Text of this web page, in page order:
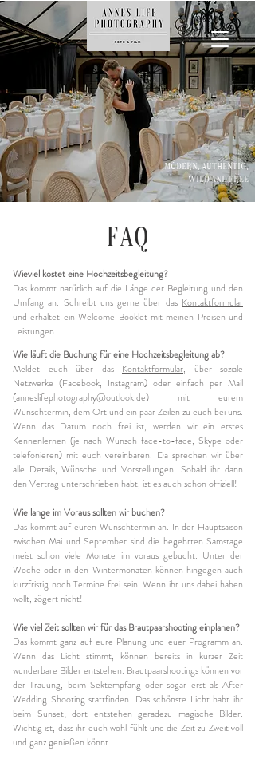
modern, authentic,
wild and free
FAQ
Wieviel kostet eine Hochzeitsbegleitung?
Das kommt natürlich auf die Länge der Begleitung und den
Umfang an. Schreibt uns gerne über das Kontaktformular
und erhaltet ein Welcome Booklet mit meinen Preisen und
Leistungen.
Wie läuft die Buchung für eine Hochzeitsbegleitung ab?
Meldet euch über das Kontaktformular, über soziale
Netzwerke (Facebook, Instagram) oder einfach per Mail
(anneslifephotography@outlook.de) mit eurem
Wunschtermin, dem Ort und ein paar Zeilen zu euch bei uns.
Wenn das Datum noch frei ist, werden wir ein erstes
Kennenlernen (je nach Wunsch face-to-face, Skype oder
telefonieren) mit euch vereinbaren. Da sprechen wir über
alle Details, Wünsche und Vorstellungen. Sobald ihr dann
den Vertrag unterschrieben habt, ist es auch schon offiziell!
Wie lange im Voraus sollten wir buchen?
Das kommt auf euren Wunschtermin an. In der Hauptsaison
zwischen Mai und September sind die begehrten Samstage
meist schon viele Monate im voraus gebucht. Unter der
Woche oder in den Wintermonaten können hingegen auch
kurzfristig noch Termine frei sein. Wenn ihr uns dabei haben
wollt, zögert nicht!
Wie viel Zeit sollten wir für das Brautpaarshooting einplanen?
Das kommt ganz auf eure Planung und euer Programm an.
Wenn das Licht stimmt, können bereits in kurzer Zeit
wunderbare Bilder entstehen. Brautpaarshootings können vor
der Trauung, beim Sektempfang oder sogar erst als After
Wedding Shooting stattfinden. Das schönste Licht habt ihr
beim Sunset; dort entstehen geradezu magische Bilder.
Wichtig ist, dass ihr euch wohl fühlt und die Zeit zu Zweit voll
und ganz genießen könnt.